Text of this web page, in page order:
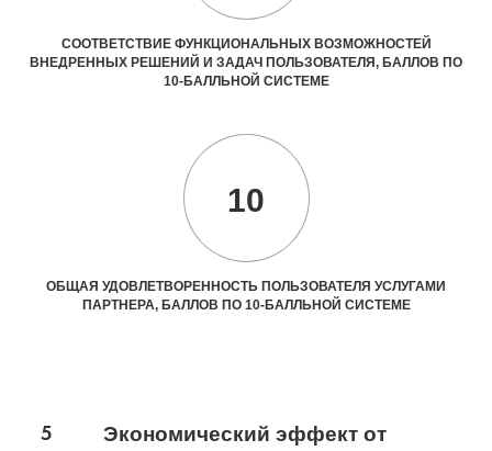
СООТВЕТСТВИЕ ФУНКЦИОНАЛЬНЫХ ВОЗМОЖНОСТЕЙ
ВНЕДРЕННЫХ РЕШЕНИЙ И ЗАДАЧ ПОЛЬЗОВАТЕЛЯ, БАЛЛОВ ПО
10-БАЛЛЬНОЙ СИСТЕМЕ
10
ОБЩАЯ УДОВЛЕТВОРЕННОСТЬ ПОЛЬЗОВАТЕЛЯ УСЛУГАМИ
ПАРТНЕРА, БАЛЛОВ ПО 10-БАЛЛЬНОЙ СИСТЕМЕ
5
Экономический эффект от